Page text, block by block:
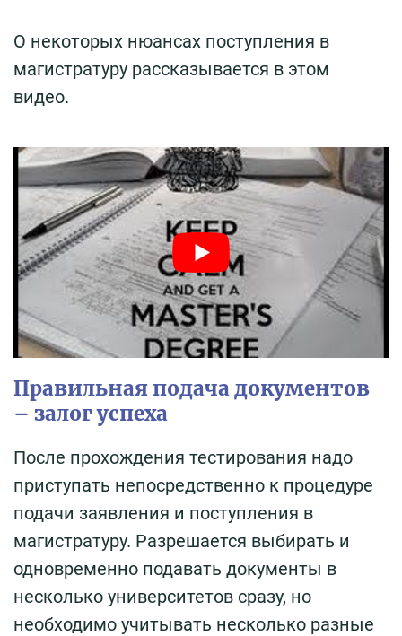
О некоторых нюансах поступления в
магистратуру рассказывается в этом
видео.
Правильная подача документов
– залог успеха
После прохождения тестирования надо
приступать непосредственно к процедуре
подачи заявления и поступления в
магистратуру. Разрешается выбирать и
одновременно подавать документы в
несколько университетов сразу, но
необходимо учитывать несколько разные